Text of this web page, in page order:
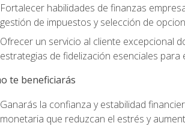
Fortalecer habilidades de finanzas
gestión de impuestos y selección de
Ofrecer un servicio al cliente excepcional
estrategias de fidelización esenciales para
te beneficiarás
Ganarás la confianza y estabilidad
monetaria que reduzcan el estrés y